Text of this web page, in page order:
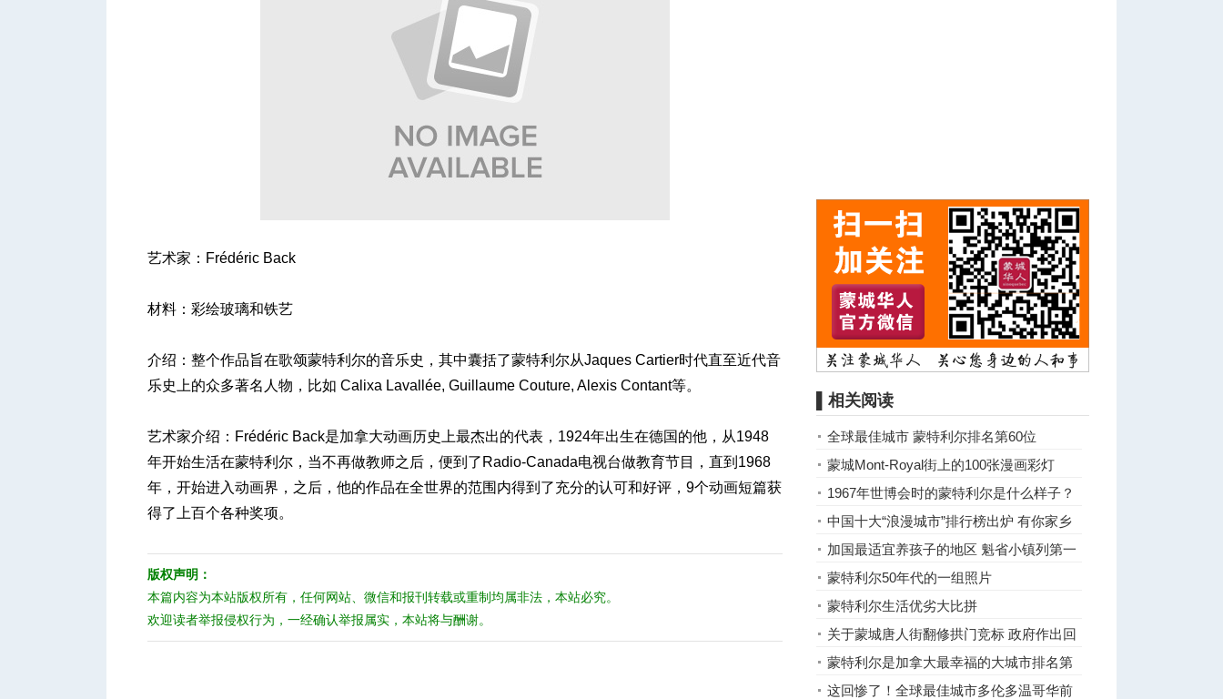
艺术家：Frédéric Back
材料：彩绘玻璃和铁艺
介绍：整个作品旨在歌颂蒙特利尔的音乐史，其中囊括了蒙特利尔从Jaques Cartier时代直至近代音
乐史上的众多著名人物，比如 Calixa Lavallée, Guillaume Couture, Alexis Contant等。
艺术家介绍：Frédéric Back是加拿大动画历史上最杰出的代表，1924年出生在德国的他，从1948
年开始生活在蒙特利尔，当不再做教师之后，便到了Radio-Canada电视台做教育节目，直到1968
年，开始进入动画界，之后，他的作品在全世界的范围内得到了充分的认可和好评，9个动画短篇获
得了上百个各种奖项。
版权声明：
本篇内容为本站版权所有，任何网站、微信和报刊转载或重制均属非法，本站必究。
欢迎读者举报侵权行为，一经确认举报属实，本站将与酬谢。
▌相关阅读
全球最佳城市 蒙特利尔排名第60位
蒙城Mont-Royal街上的100张漫画彩灯
1967年世博会时的蒙特利尔是什么样子？
中国十大“浪漫城市”排行榜出炉 有你家乡
吗？
加国最适宜养孩子的地区 魁省小镇列第一
蒙特利尔50年代的一组照片
蒙特利尔生活优劣大比拼
关于蒙城唐人街翻修拱门竞标 政府作出回
应
蒙特利尔是加拿大最幸福的大城市排名第
二
这回惨了！全球最佳城市多伦多温哥华前